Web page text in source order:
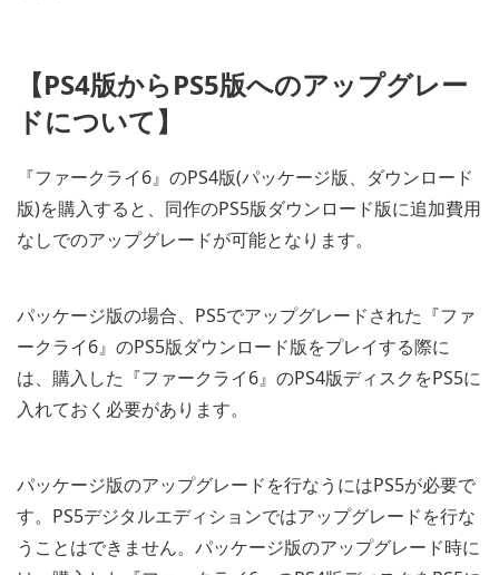
【PS4版からPS5版へのアップグレー
ドについて】
『ファークライ6』のPS4版(パッケージ版、ダウンロード
版)を購入すると、同作のPS5版ダウンロード版に追加費用
なしでのアップグレードが可能となります。
パッケージ版の場合、PS5でアップグレードされた『ファ
ークライ6』のPS5版ダウンロード版をプレイする際に
は、購入した『ファークライ6』のPS4版ディスクをPS5に
入れておく必要があります。
パッケージ版のアップグレードを行なうにはPS5が必要で
す。PS5デジタルエディションではアップグレードを行な
うことはできません。パッケージ版のアップグレード時に